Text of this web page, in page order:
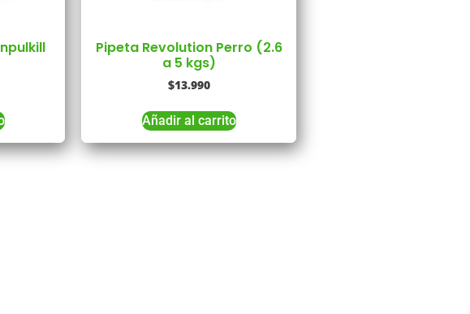
Pipeta Revolution Perro (2.6
a 5 kgs)
$13.990
Añadir al carrito